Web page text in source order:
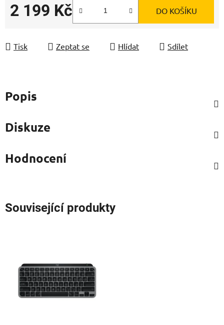
2 199 Kč DO KOŠÍKU
Tisk Zeptat se Hlídat Sdílet
Popis
Diskuze
Hodnocení
Související produkty